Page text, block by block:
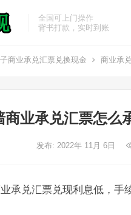
全国可上门操作
背书打款，实时到账
商业承兑汇票兑换现金 商业承
商业承兑汇票怎么
发布: 2022年 11月 6日
承兑汇票兑现利息低，手